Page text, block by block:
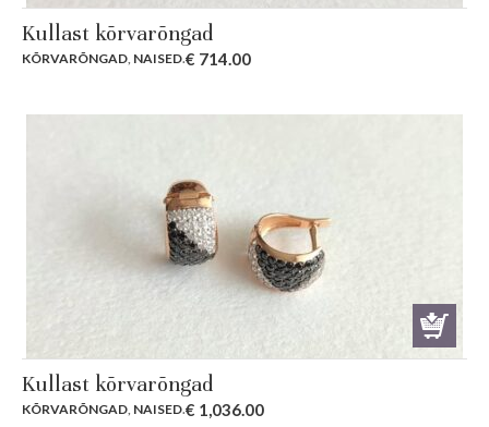
Kullast kõrvarõngad
KÕRVARÕNGAD NAISED.€ 714.00
Kullast kõrvarõngad
KÕRVARÕNGAD, NAISED.€ 1,036.00